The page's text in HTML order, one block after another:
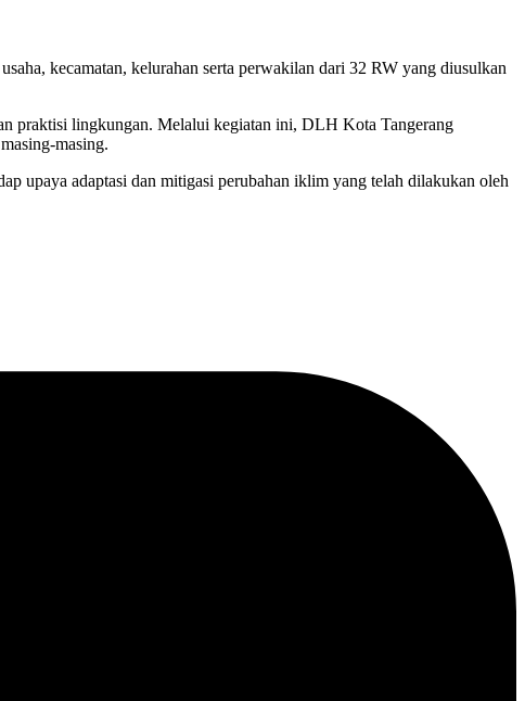
kecamatan, kelurahan serta perwakilan dari 32 RW yang diusulkan
praktisi lingkungan. Melalui kegiatan ini, DLH Kota Tangerang
masing.
upaya adaptasi dan mitigasi perubahan iklim yang telah dilakukan oleh